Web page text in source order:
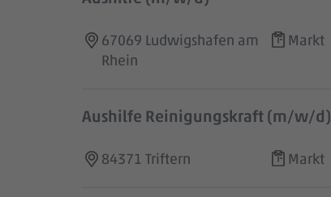
67069 Ludwigshafen am
Rhein
Markt
Aushilfe Reinigungskraft (m/w/d)
84371 Triftern Markt